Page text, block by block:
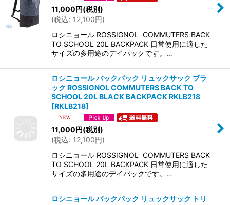
11,000円(税別)
(税込: 12,100円)
ロシニョール ROSSIGNOL COMMUTERS BACK
TO SCHOOL 20L BACKPACK 日常使用に適した
サイズの多用途のデイパックです。…
ロシニョール バックパック リュックサック ブラ
ック ROSSIGNOL COMMUTERS BACK TO
SCHOOL 20L BLACK BACKPACK RKLB218
[RKLB218]
11,000円(税別)
(税込: 12,100円)
ロシニョール ROSSIGNOL COMMUTERS BACK
TO SCHOOL 20L BACKPACK 日常使用に適した
サイズの多用途のデイパックです。…
ロシニョール バックパック リュックサック トリ